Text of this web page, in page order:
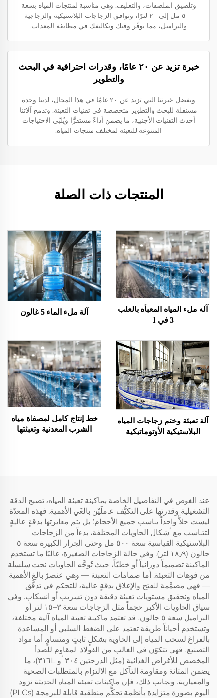
وتلصيق الملصقات، والتغليف. وهي مناسبة لمنتجات المياه بسعة
٥٠٠ مل إلى ٢٠ لترًا، وتوافق الزجاجات البلاستيكية والزجاجية
والبراميل، مما يوفّر وقتك وتكاليفك في مطابقة المعدات.
خبرة تزيد عن ٢٠ عامًا، وقدرات احترافية في البحث
والتطوير
وبفضل خبرتنا التي تزيد عن ٢٠ عامًا في هذا المجال، لدينا وحدة
مستقلة للبحث والتطوير متخصصة في تقنيات التعبئة. وتدمج آلاتنا
أحدث التقنيات الأجنبية، ما يضمن أداءً مستقرًّا ويُلبّي الاحتياجات
المتنوعة للتعبئة لمختلف منتجات المياه.
المنتجات ذات الصلة
آلة ملء المياه المعبأة بالعلب
3 في 1
آلة ملء الماء 5 غالون
آلة تعبئة وختم زجاجات المياه
البلاستيكية الأوتوماتيكية
خط إنتاج كامل لمصفاة مياه
الشرب المعدنية وتعبئتها
عند الغوص في التفاصيل الخاصة بماكينة تعبئة المياه، تصبح الدقة
التشغيلية وقدرتها على التكيُّف عاملَيْن بالغَي الأهمية. فهذه المعدّة
ليست حلاًّ واحداً يناسب جميع الأحجام؛ بل يتم معايرتها بدقةٍ عاليةٍ
لتتناسب مع أشكال الحاويات المختلفة، بدءاً من الزجاجات
البلاستيكية القياسية سعة ٥٠٠ مل وحتى الجرار الكبيرة سعة ٥
جالون (١٨٫٩ لتر). وفي حالة الزجاجات الصغيرة، غالبًا ما تستخدم
الماكينة تصميماً دورانياً أو خطيّاً، حيث تُوجَّه الحاويات تحت سلسلة
من فوهات التعبئة. أما صمامات التعبئة — وهي عنصرٌ بالغ الأهمية
— فهي مصمَّمة للفتح والإغلاق بدقةٍ عالية، للتحكم في تدفُّق
المياه وتحقيق مستويات تعبئة دقيقة دون تسريب أو انسكاب. وفي
سياق الحاويات الأكبر حجماً مثل الزجاجات سعة ٣–١٥ لتر أو
البراميل سعة ٥ جالون، قد تعتمد ماكينة تعبئة المياه آلية مختلفة،
وتستخدم أحياناً طريقة تعتمد على الضغط السلبي أو المساعدة
بالفراغ لسحب المياه إلى الحاوية بشكلٍ ثابتٍ ومتساوٍ. أما مواد
التصنيع، فهي تتكوّن في الغالب من الفولاذ المقاوم للصدأ
المخصص للأغراض الغذائية (مثل الدرجتين ٣٠٤ أو ٣١٦L)، ما
يضمن المتانة ومقاومة التآكل مع الالتزام بالمتطلبات الصحية
والمعيارية. وبجانب ذلك، فإن ماكينات تعبئة المياه الحديثة تزود
اليوم بصورة متزايدة بأنظمة تحكُّم منطقية قابلة للبرمجة (PLCs)